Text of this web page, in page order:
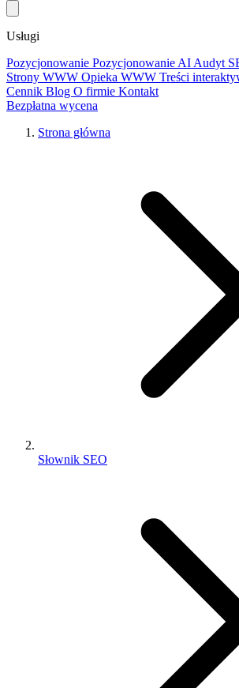
Usługi
Pozycjonowanie Pozycjonowanie AI Audyt
Strony WWW Opieka WWW Treści
Cennik Blog O firmie Kontakt
Bezpłatna wycena
Strona główna
Słownik SEO